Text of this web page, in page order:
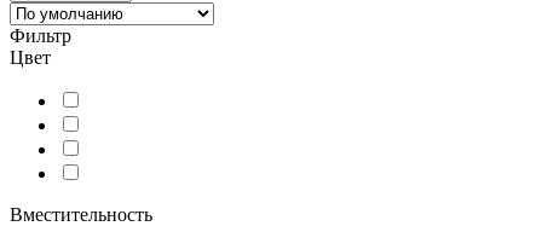
Фильтр
Цвет
Вместительность